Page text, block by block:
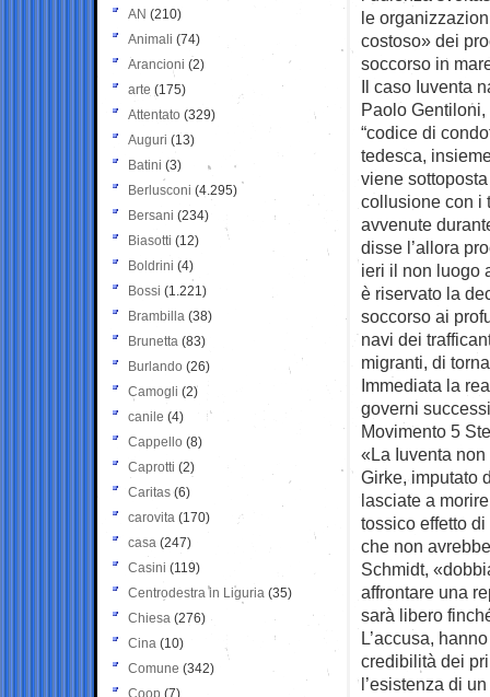
le
costoso» dei
soccorso in
Il caso Iuventa
Paolo Gentiloni,
“codice di
tedesca,
viene
collusione con i
avvenute
disse l’allora
ieri il non luogo
è riservato la
soccorso ai
navi dei
migranti, di
Immediata la
governi
Movimento 5
«La Iuventa
Girke, imputato
lasciate a
tossico effetto
che non
Schmidt,
affrontare una
sarà libero
L’accusa,
credibilità dei
l’esistenza di
AN (210)
Animali (74)
Arancioni (2)
arte (175)
Attentato (329)
Auguri (13)
Batini (3)
Berlusconi (4.295)
Bersani (234)
Biasotti (12)
Boldrini (4)
Bossi (1.221)
Brambilla (38)
Brunetta (83)
Burlando (26)
Camogli (2)
canile (4)
Cappello (8)
Caprotti (2)
Caritas (6)
carovita (170)
casa (247)
Casini (119)
Centrodestra in Liguria (35)
Chiesa (276)
Cina (10)
Comune (342)
Coop (7)